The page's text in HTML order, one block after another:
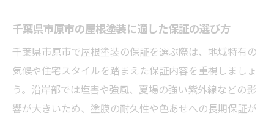
千葉県市原市の屋根塗装に適した保証の選び方
千葉県市原市で屋根塗装の保証を選ぶ際は、地域特有の
気候や住宅スタイルを踏まえた保証内容を重視しましょ
う。沿岸部では塩害や強風、夏場の強い紫外線などの影
響が大きいため、塗膜の耐久性や色あせへの長期保証が